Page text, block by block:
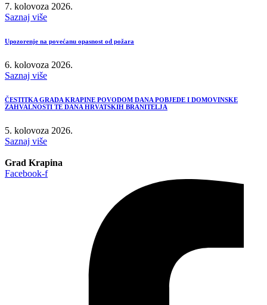
7. kolovoza 2026.
Saznaj više
Upozorenje na povećanu opasnost od požara
6. kolovoza 2026.
Saznaj više
ČESTITKA GRADA KRAPINE POVODOM DANA POBJEDE I DOMOVINSKE
ZAHVALNOSTI TE DANA HRVATSKIH BRANITELJA
5. kolovoza 2026.
Saznaj više
Grad Krapina
Facebook-f